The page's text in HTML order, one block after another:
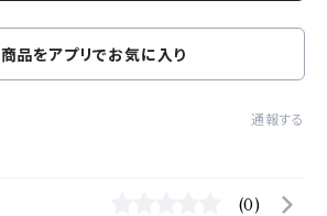
商品をアプリでお気に入り
通報する
(0)